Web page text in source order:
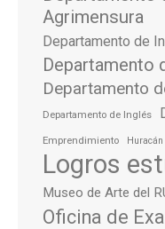
Agrimensura
Departamento de
Departamento
Departamento
Departamento de Inglés
Emprendimiento
Logros
Museo de Arte del
Oficina de